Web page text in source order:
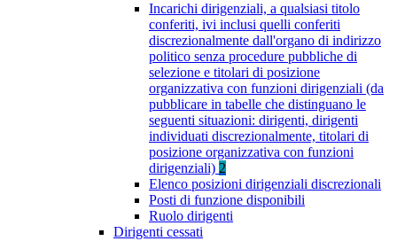
Incarichi dirigenziali, a qualsiasi titolo
conferiti, ivi inclusi quelli conferiti
discrezionalmente dall'organo di indirizzo
politico senza procedure pubbliche di
selezione e titolari di posizione
organizzativa con funzioni dirigenziali (da
pubblicare in tabelle che distinguano le
seguenti situazioni: dirigenti, dirigenti
individuati discrezionalmente, titolari di
posizione organizzativa con funzioni
dirigenziali) 2
Elenco posizioni dirigenziali discrezionali
Posti di funzione disponibili
Ruolo dirigenti
Dirigenti cessati